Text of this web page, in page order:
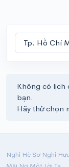
Không có lịch
bạn.
Hãy thử chọn
Nghỉ Hè Sợ Nghỉ Hưu